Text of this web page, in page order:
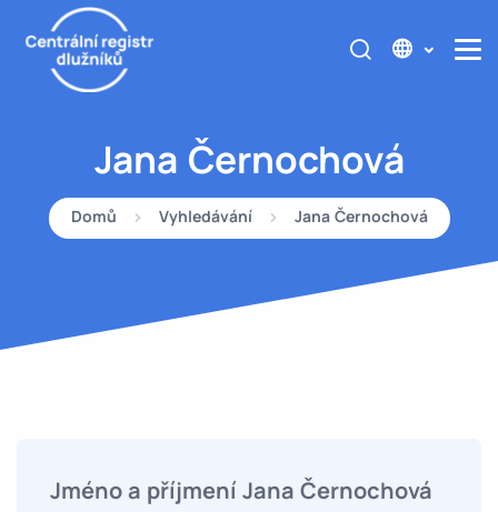
Jana Černochová
Domů Vyhledávání Jana Černochová
Jméno a příjmení Jana Černochová